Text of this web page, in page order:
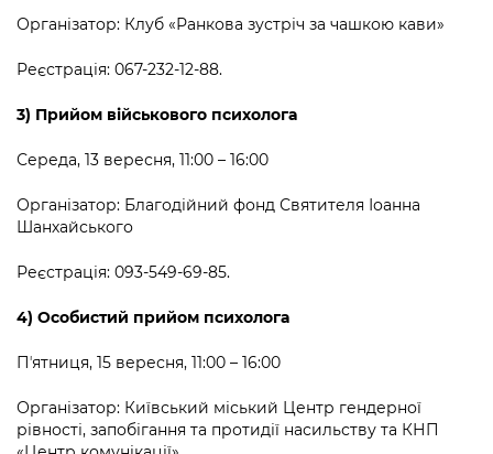
Організатор: Клуб «Ранкова зустріч за чашкою кави»
Реєстрація: 067-232-12-88.
3) Прийом військового психолога
Середа, 13 вересня, 11:00 – 16:00
Організатор: Благодійний фонд Святителя Іоанна
Шанхайського
Реєстрація: 093-549-69-85.
4) Особистий прийом психолога
Пʼятниця, 15 вересня, 11:00 – 16:00
Організатор: Київський міський Центр гендерної
рівності, запобігання та протидії насильству та КНП